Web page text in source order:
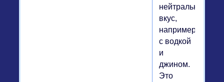
нейтральный
вкус,
например,
с водкой
и
джином.
Это